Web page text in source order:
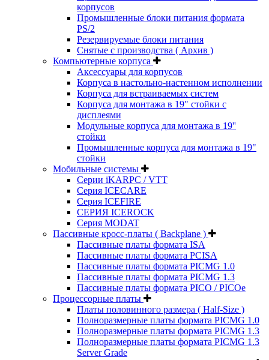
корпусов
Промышленные блоки питания формата
PS/2
Резервируемые блоки питания
Снятые с производства ( Архив )
Компьютерные корпуса
Аксессуары для корпусов
Корпуса в настольно-настенном исполнении
Корпуса для встраиваемых систем
Корпуса для монтажа в 19" стойки с
дисплеями
Модульные корпуса для монтажа в 19''
стойки
Промышленные корпуса для монтажа в 19"
стойки
Мобильные системы
Серии iKARPC / VTT
Серия ICECARE
Серия ICEFIRE
СЕРИЯ ICEROCK
Серия MODAT
Пассивные кросс-платы ( Backplane )
Пассивные платы формата ISA
Пассивные платы формата PCISA
Пассивные платы формата PICMG 1.0
Пассивные платы формата PICMG 1.3
Пассивные платы формата PICO / PICOe
Процессорные платы
Платы половинного размера ( Half-Size )
Полноразмерные платы формата PICMG 1.0
Полноразмерные платы формата PICMG 1.3
Полноразмерные платы формата PICMG 1.3
Server Grade